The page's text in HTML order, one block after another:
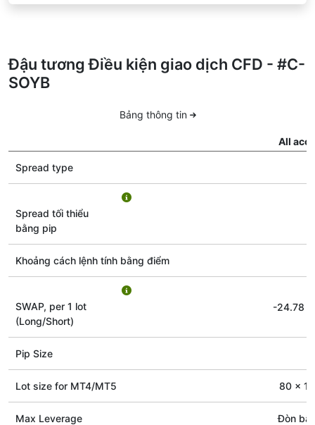
Đậu tương Điều kiện giao dịch CFD - #C-
SOYB
Bảng thông tin
All
Spread type
Spread tối thiểu
bằng pip
Khoảng cách lệnh tính bằng điểm
SWAP, per 1 lot
(Long/Short)
-24.78
Pip Size
Lot size for МТ4/МТ5 80 x
Max Leverage Đòn